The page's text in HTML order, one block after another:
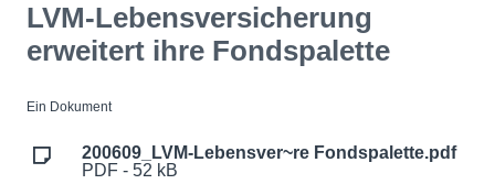
LVM-Lebensversicherung
erweitert ihre Fondspalette
Ein Dokument
200609_LVM-Lebensver~re Fondspalette.pdf
PDF - 52 kB